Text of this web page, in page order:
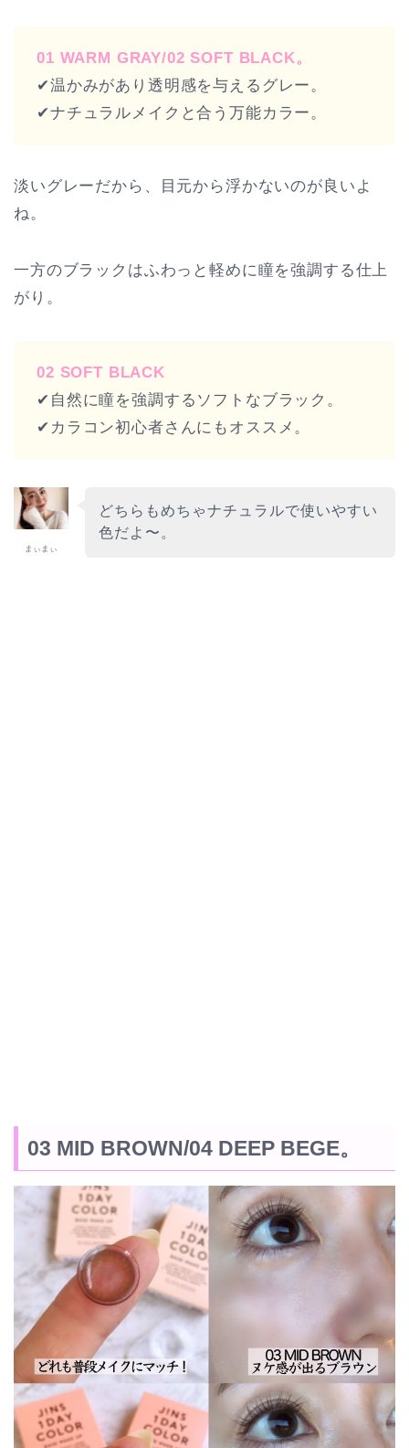
01 WARM GRAY/02 SOFT BLACK。
✔︎温かみがあり透明感を与えるグレー。
✔︎ナチュラルメイクと合う万能カラー。
淡いグレーだから、目元から浮かないのが良いよ
ね。
一方のブラックはふわっと軽めに瞳を強調する仕上
がり。
02 SOFT BLACK
✔︎自然に瞳を強調するソフトなブラック。
✔︎カラコン初心者さんにもオススメ。
まぃまぃ
どちらもめちゃナチュラルで使いやすい
色だよ〜。
03 MID BROWN/04 DEEP BEGE。